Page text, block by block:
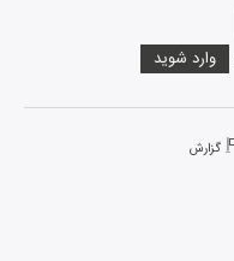
وارد شوید
گزارش